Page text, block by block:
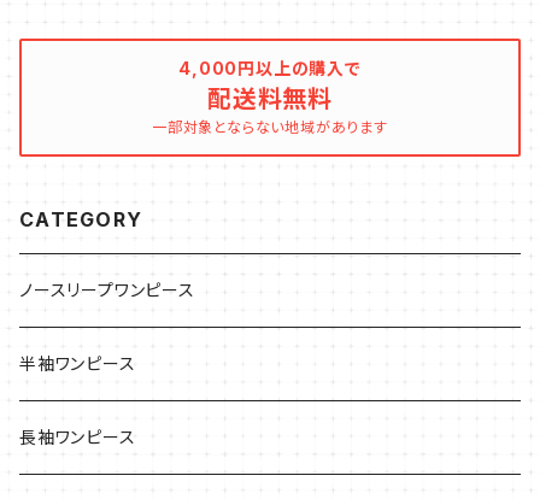
4,000円以上の購入で
配送料無料
一部対象とならない地域があります
CATEGORY
ノースリープワンピース
半袖ワンピース
長袖ワンピース